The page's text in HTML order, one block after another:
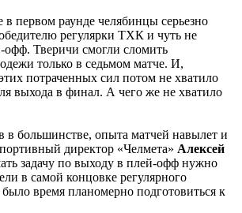
в первом раунде челябинцы серьезно
регулярки ТХК и чуть не
офф. Тверичи смогли сломить
только в седьмом матче. И,
потраченных сил потом не хватило
выхода в финал. А чего же не хватило
в большинстве, опыта матчей навылет и
директор «Челмета» Алексей
задачу по выходу в плей-офф нужно
в самой концовке регулярного
время планомерно подготовиться к